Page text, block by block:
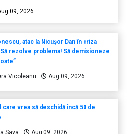
09, 2026
atac la Nicușor Dan în criza
rezolve problema! Să demisioneze
Vicoleanu Aug 09, 2026
care vrea să deschidă încă 50 de
Sava Aug 09, 2026